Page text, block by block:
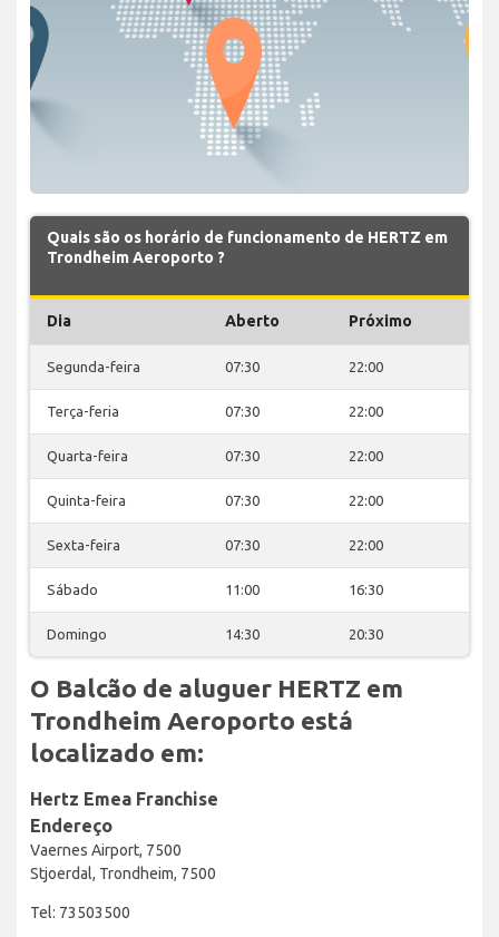
Quais são os horário de funcionamento de HERTZ em
Trondheim Aeroporto ?
Dia Aberto Próximo
Segunda-feira 07:30 22:00
Terça-feria 07:30 22:00
Quarta-feira 07:30 22:00
Quinta-feira 07:30 22:00
Sexta-feira 07:30 22:00
Sábado 11:00 16:30
Domingo 14:30 20:30
O Balcão de aluguer HERTZ em
Trondheim Aeroporto está
localizado em:
Hertz Emea Franchise
Endereço
Vaernes Airport, 7500
Stjoerdal, Trondheim, 7500
Tel: 73503500